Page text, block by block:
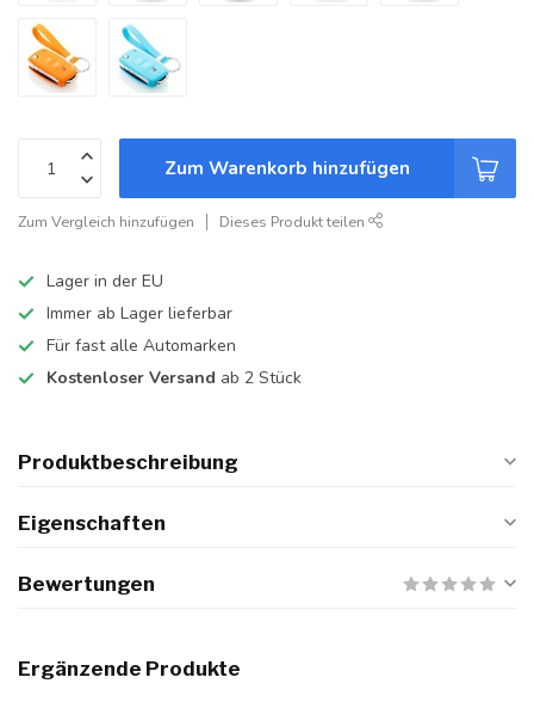
Zum Warenkorb hinzufügen
Zum Vergleich hinzufügen Dieses Produkt teilen
Lager in der EU
Immer ab Lager lieferbar
Für fast alle Automarken
Kostenloser Versand ab 2 Stück
Produktbeschreibung
Eigenschaften
Bewertungen
Ergänzende Produkte